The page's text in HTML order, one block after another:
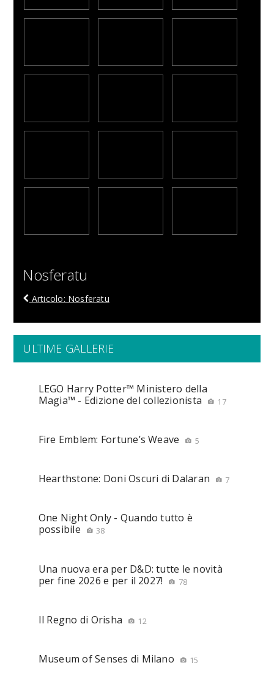
Nosferatu
Articolo: Nosferatu
ULTIME GALLERIE
LEGO Harry Potter™ Ministero della
Magia™ - Edizione del collezionista
17
Fire Emblem: Fortune’s Weave 5
Hearthstone: Doni Oscuri di Dalaran 7
One Night Only - Quando tutto è
possibile
38
Una nuova era per D&D: tutte le novità
per fine 2026 e per il 2027!
78
Il Regno di Orisha 12
Museum of Senses di Milano 15